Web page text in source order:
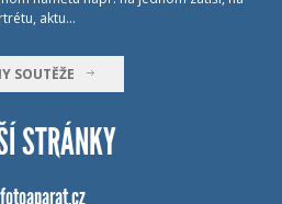
aktu…
SOUTĚŽE
STRÁNKY